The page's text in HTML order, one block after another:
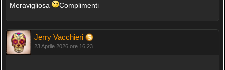
Meravigliosa Complimenti
Jerry Vacchieri
23 Aprile 2026 ore 16:23